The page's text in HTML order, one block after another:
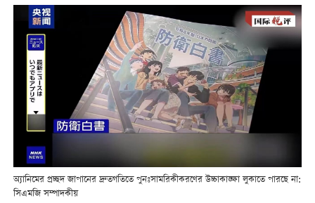
অ্যানিমের প্রচ্ছদ জাপানের দ্রুতগতিতে পুনঃসামরিকীকরণের উচ্চাকাঙ্ক্ষা লুকাতে পারছে না:
সিএমজি সম্পাদকীয়